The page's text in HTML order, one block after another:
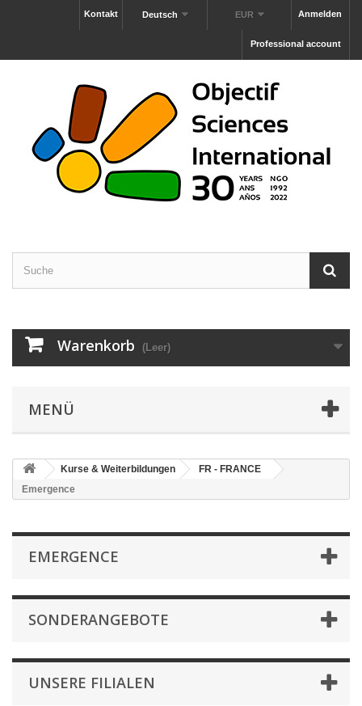
Anmelden
EUR
Deutsch
Kontakt
Professional account
Warenkorb (Leer)
MENÜ
Kurse & Weiterbildungen
FR - FRANCE
Emergence
EMERGENCE
SONDERANGEBOTE
UNSERE FILIALEN